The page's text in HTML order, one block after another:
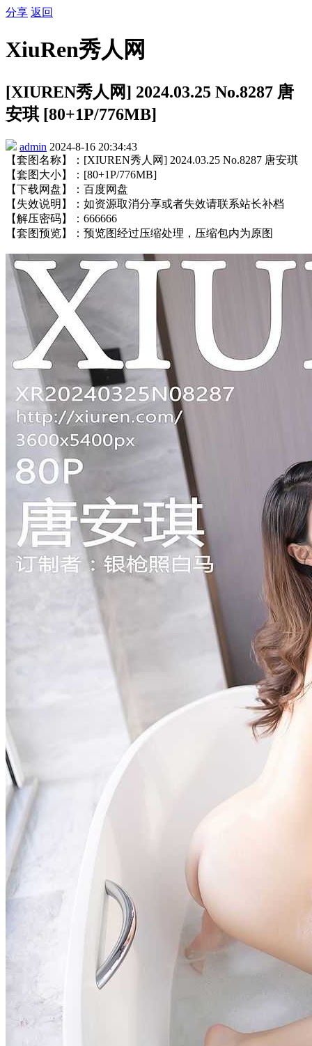
分享 返回
XiuRen秀人网
[XIUREN秀人网] 2024.03.25 No.8287 唐
安琪 [80+1P/776MB]
admin 2024-8-16 20:34:43
【套图名称】：[XIUREN秀人网] 2024.03.25 No.8287 唐安琪
【套图大小】：[80+1P/776MB]
【下载网盘】：百度网盘
【失效说明】：如资源取消分享或者失效请联系站长补档
【解压密码】：666666
【套图预览】：预览图经过压缩处理，压缩包内为原图